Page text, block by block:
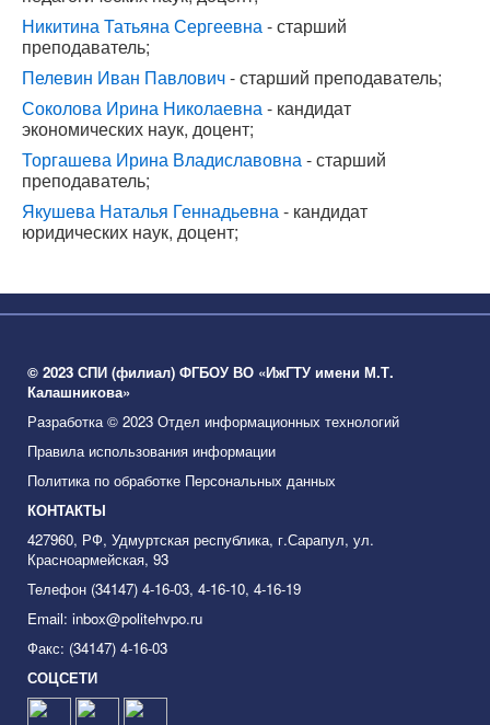
Никитина Татьяна Сергеевна- старший
преподаватель;
Пелевин Иван Павлович- старший преподаватель;
Соколова Ирина Николаевна- кандидат
экономических наук, доцент;
Торгашева Ирина Владиславовна- старший
преподаватель;
Якушева Наталья Геннадьевна- кандидат
юридических наук, доцент;
© 2023 СПИ (филиал) ФГБОУ ВО «ИжГТУ имени М.Т.
Калашникова»
Разработка © 2023 Отдел информационных технологий
Правила использования информации
Политика по обработке Персональных данных
КОНТАКТЫ
427960, РФ, Удмуртская республика, г.Сарапул, ул.
Красноармейская, 93
Телефон (34147) 4-16-03, 4-16-10, 4-16-19
Email: inbox@politehvpo.ru
Факс: (34147) 4-16-03
СОЦСЕТИ